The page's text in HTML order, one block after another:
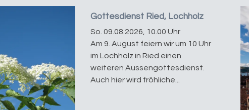
Gottesdienst Ried, Lochholz
So. 09.08.2026, 10.00 Uhr
Am 9. August feiern wir um 10 Uhr
im Lochholz in Ried einen
weiteren Aussengottesdienst.
Auch hier wird fröhliche...